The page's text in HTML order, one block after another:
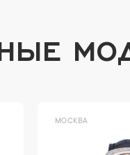
МОСКВА